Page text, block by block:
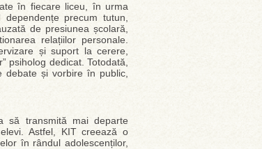
în fiecare liceu, în urma
precum tutun,
de presiunea școlară,
relațiilor personale.
și suport la cerere,
psiholog dedicat. Totodată,
debate și vorbire în public,
să transmită mai departe
Astfel, KIT creează o
în rândul adolescenților,